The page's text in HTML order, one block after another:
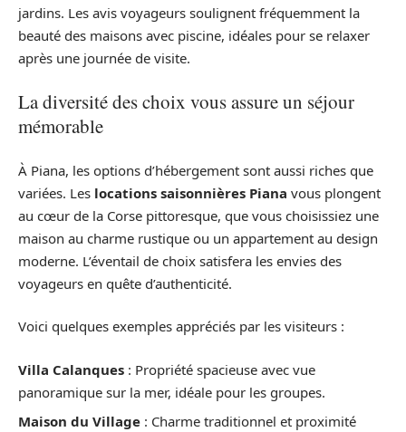
jardins. Les avis voyageurs soulignent fréquemment la
beauté des maisons avec piscine, idéales pour se relaxer
après une journée de visite.
La diversité des choix vous assure un séjour
mémorable
À Piana, les options d’hébergement sont aussi riches que
variées. Les locations saisonnières Piana vous plongent
au cœur de la Corse pittoresque, que vous choisissiez une
maison au charme rustique ou un appartement au design
moderne. L’éventail de choix satisfera les envies des
voyageurs en quête d’authenticité.
Voici quelques exemples appréciés par les visiteurs :
Villa Calanques : Propriété spacieuse avec vue
panoramique sur la mer, idéale pour les groupes.
Maison du Village : Charme traditionnel et proximité